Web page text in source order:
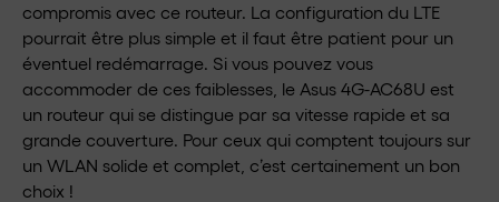
compromis avec ce routeur. La configuration du LTE
pourrait être plus simple et il faut être patient pour un
éventuel redémarrage. Si vous pouvez vous
accommoder de ces faiblesses, le Asus 4G-AC68U est
un routeur qui se distingue par sa vitesse rapide et sa
grande couverture. Pour ceux qui comptent toujours sur
un WLAN solide et complet, c’est certainement un bon
choix !